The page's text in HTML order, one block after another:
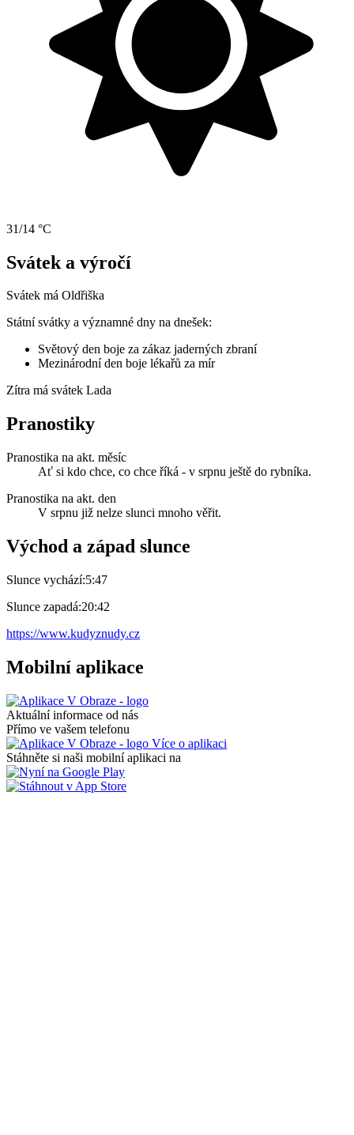
31/14 °C
Svátek a výročí
Svátek má Oldřiška
Státní svátky a významné dny na dnešek:
Světový den boje za zákaz jaderných zbraní
Mezinárodní den boje lékařů za mír
Zítra má svátek Lada
Pranostiky
Pranostika na akt. měsíc
Ať si kdo chce, co chce říká - v srpnu ještě do rybníka.
Pranostika na akt. den
V srpnu již nelze slunci mnoho věřit.
Východ a západ slunce
Slunce vychází:5:47
Slunce zapadá:20:42
https://www.kudyznudy.cz
Mobilní aplikace
Aktuální informace od nás
Přímo ve vašem telefonu
Více o aplikaci
Stáhněte si naši mobilní aplikaci na